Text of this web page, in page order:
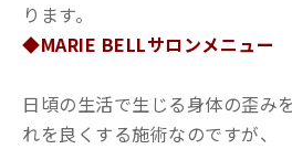
ります。
◆MARIE BELLサロンメニュー
日頃の生活で生じる身体の歪み
れを良くする施術なのですが、